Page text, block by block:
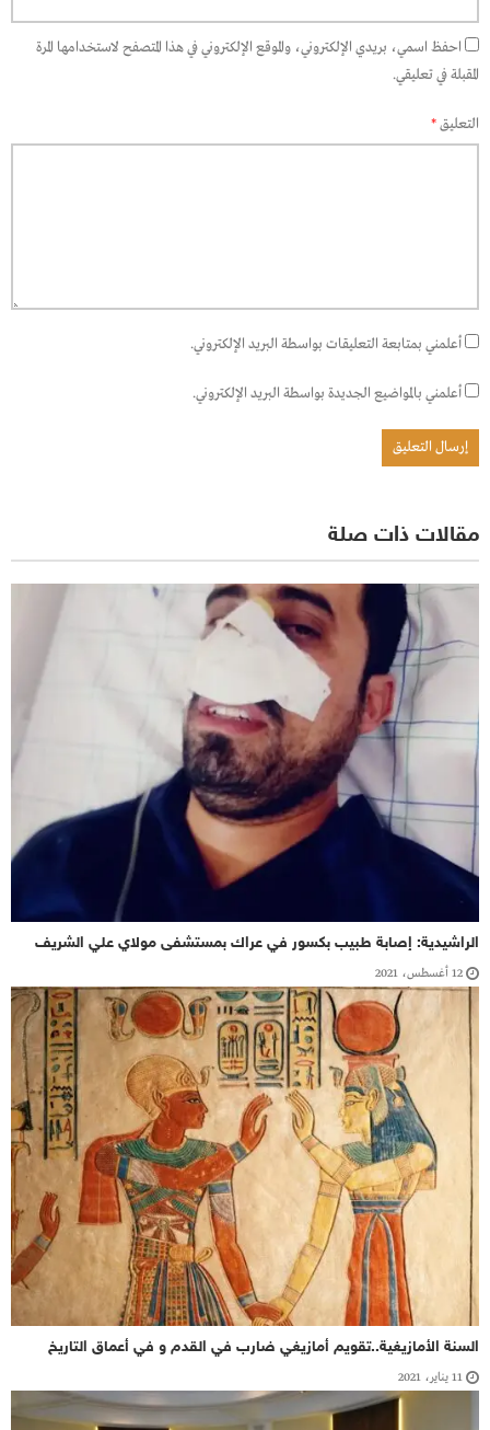
احفظ اسمي، بريدي الإلكتروني، والموقع الإلكتروني في هذا المتصفح لاستخدامها المرة
المقبلة في تعليقي.
التعليق*
أعلمني بمتابعة التعليقات بواسطة البريد الإلكتروني.
أعلمني بالمواضيع الجديدة بواسطة البريد الإلكتروني.
مقالات ذات صلة
الراشيدية: إصابة طبيب بكسور في عراك بمستشفى مولاي علي الشريف
12 أغسطس، 2021
السنة الأمازيغية..تقويم أمازيغي ضارب في القدم و في أعماق التاريخ
11 يناير، 2021